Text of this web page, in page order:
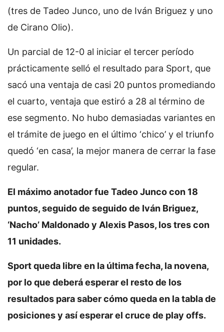
(tres de Tadeo Junco, uno de Iván Briguez y uno
de Cirano Olio).
Un parcial de 12-0 al iniciar el tercer período
prácticamente selló el resultado para Sport, que
sacó una ventaja de casi 20 puntos promediando
el cuarto, ventaja que estiró a 28 al término de
ese segmento. No hubo demasiadas variantes en
el trámite de juego en el último ‘chico’ y el triunfo
quedó ‘en casa’, la mejor manera de cerrar la fase
regular.
El máximo anotador fue Tadeo Junco con 18
puntos, seguido de seguido de Iván Briguez,
‘Nacho’ Maldonado y Alexis Pasos, los tres con
11 unidades.
Sport queda libre en la última fecha, la novena,
por lo que deberá esperar el resto de los
resultados para saber cómo queda en la tabla de
posiciones y así esperar el cruce de play offs.